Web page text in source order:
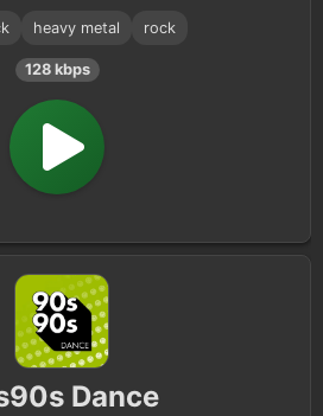
heavy metal rock
128 kbps
Dance